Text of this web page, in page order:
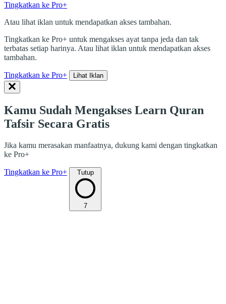
Tingkatkan ke Pro+
Atau lihat iklan untuk mendapatkan akses tambahan.
Tingkatkan ke Pro+ untuk mengakses ayat tanpa jeda dan tak
terbatas setiap harinya. Atau lihat iklan untuk mendapatkan akses
tambahan.
Tingkatkan ke Pro+ Lihat Iklan
Kamu Sudah Mengakses Learn Quran
Tafsir Secara Gratis
Jika kamu merasakan manfaatnya, dukung kami dengan tingkatkan
ke Pro+
Tingkatkan ke Pro+ Tutup
7